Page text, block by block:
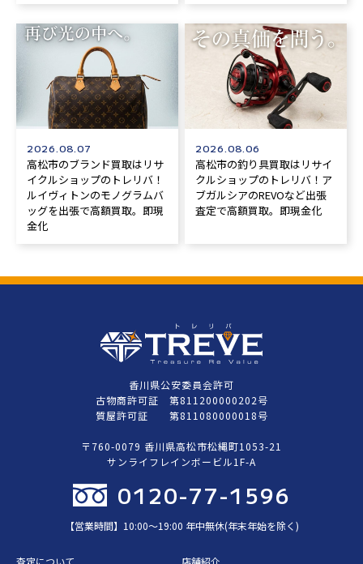
2026.08.07
高松市のブランド買取はリサ
イクルショップのトレリバ！
ルイヴィトンのモノグラムバ
ッグを出張で高額買取。即現
金化
2026.08.06
高松市の釣り具買取はリサイ
クルショップのトレリバ！ア
ブガルシアのREVOなど出張
査定で高額買取。即現金化
香川県公安委員会許可
古物商許可証 第811200000202号
質屋許可証 第811080000018号
〒760-0079 香川県高松市松縄町1053-21
サンライフレインボービル1F-A
0120-77-1596
【営業時間】10:00〜19:00 年中無休(年末年始を除く)
査定について 店舗紹介